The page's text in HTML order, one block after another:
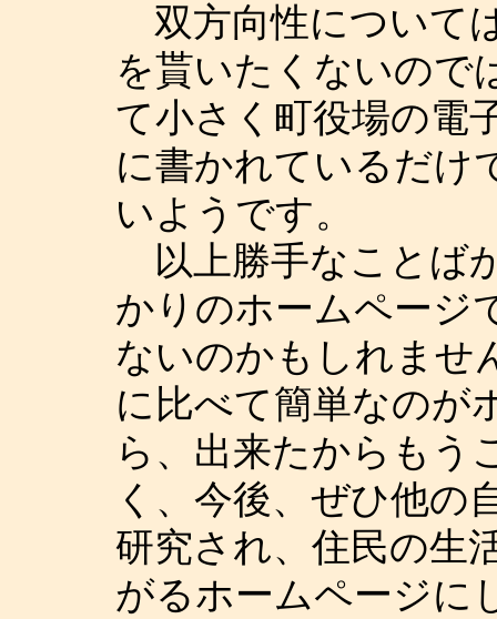
双方向性について
を貰いたくないので
て小さく町役場の電
に書かれているだけ
いようです。
以上勝手なことば
かりのホームページ
ないのかもしれませ
に比べて簡単なのが
ら、出来たからもう
く、今後、ぜひ他の
研究され、住民の生
がるホームページに